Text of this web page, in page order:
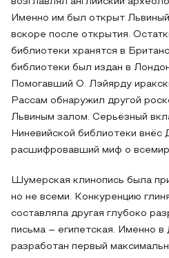
Именно им был открыт
вскоре после открытия.
библиотеки хранятся в
библиотеки был издан в
Помогавший О. Лэйярду
Рассам обнаружил другой
Львиным залом. Серьёзный
Ниневийской библиотеки
расшифровавший миф о
Шумерская клинопись была
но не всеми. Конкуренцию
составляла другая глубоко
письма – египетская. Именно
разработан первый